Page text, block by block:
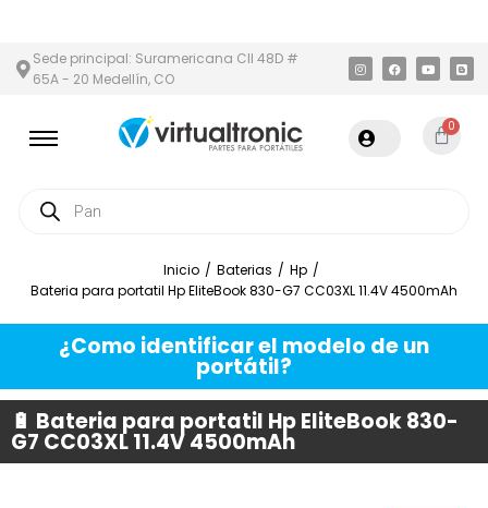
Sede principal: Suramericana Cll 48D #
65A - 20 Medellín, CO
0
Inicio / Baterias / Hp /
Bateria para portatil Hp EliteBook 830-G7 CC03XL 11.4V 4500mAh
¿Como identificar el modelo de un
portátil?
🔋 Bateria para portatil Hp EliteBook 830-
G7 CC03XL 11.4V 4500mAh